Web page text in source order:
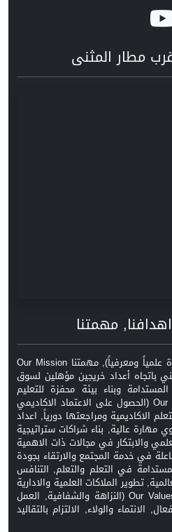
مطار المثنى
مهمتنا
رؤيتنا Our Vision (جامعة متميزة علمياً ومعرفياً), مهمتنا Our Mission
باتجاه أعداد خريجين مؤهلين لسوق
وبناء بيئة محفزة للتعليم
والابداع الفكري), الاهداف Our Aim (الحصول على الاعتماد الاكاديمي
الاكاديمية ومراجعتها دورياً, اعداد
عالية, بناء شراكات ستراتيجية
والابتكار في مجالات ذات الاهمية
في خدمة المجتمع والارتقاء بجودة
في التعلم والتعلم, التنافس
تطوير الملاكات العلمية والادارية
وفق المعايير الدولية), قيمنا Our Values (النزاهة والشفافية, العمل
الانتماء والولاء, الالتزام بالتقاليد